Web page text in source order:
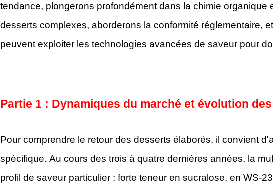
tendance, plongerons profondément dans la chimie organique
desserts complexes, aborderons la conformité réglementaire,
peuvent exploiter les technologies avancées de saveur pour
Partie 1 : Dynamiques du marché et évolution
Pour comprendre le retour des desserts élaborés, il convient
spécifique. Au cours des trois à quatre dernières années, la
profil de saveur particulier : forte teneur en sucralose, en WS-